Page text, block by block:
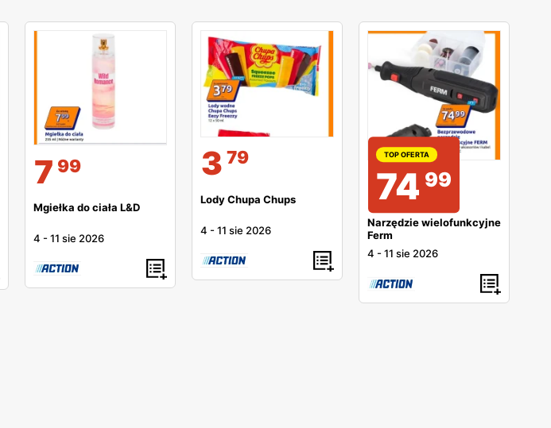
7 99
Mgiełka do ciała L&D
4 -11 sie 2026
3 79
Lody Chupa Chups
4 -11 sie 2026
TOP OFERTA
74 99
Narzędzie wielofunkcyjne
Ferm
4 -11 sie 2026